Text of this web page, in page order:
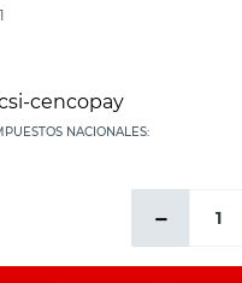
NACIONALES:
－